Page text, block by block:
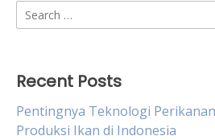
Search
for:
Recent Posts
Pentingnya Teknologi
Produksi Ikan di Indonesia